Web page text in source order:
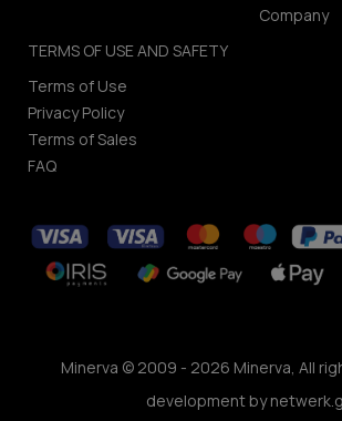
Company
TERMS OF USE AND SAFETY
Terms of Use
Privacy Policy
Terms of Sales
FAQ
Minerva © 2009 - 2026 Minerva, All
development by